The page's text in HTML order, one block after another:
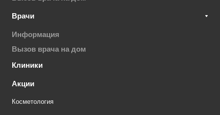
Врачи
Информация
Вызов врача на дом
Клиники
Акции
Косметология